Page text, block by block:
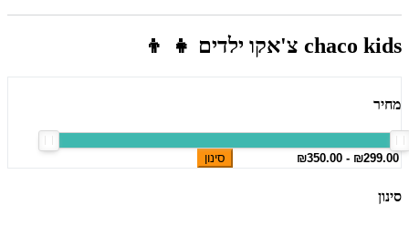
chaco kids צ'אקו ילדים 👧 👦
מחיר
סינון
סינון